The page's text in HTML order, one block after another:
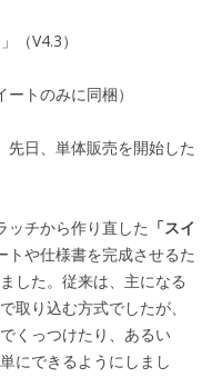
（V4.3）
トのみに同梱）
先日、単体販売を開始した
ッチから作り直した 「スイ
トや仕様書を完成させるた
した。従来は、主になる
取り込む方式でしたが、
くっつけたり、あるい
にできるようにしまし